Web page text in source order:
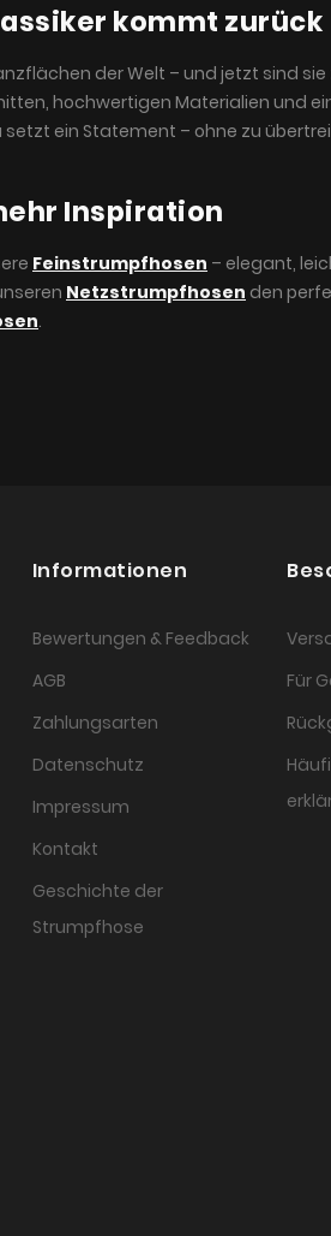
kommt zurück
der Welt – und jetzt sind sie
hochwertigen Materialien und
setzt ein Statement – ohne zu
Inspiration
Feinstrumpfhosen – elegant,
Netzstrumpfhosen den
.
Informationen
Bewertungen & Feedback
AGB
Zahlungsarten
Datenschutz
Impressum
Kontakt
Geschichte der
Strumpfhose
Für